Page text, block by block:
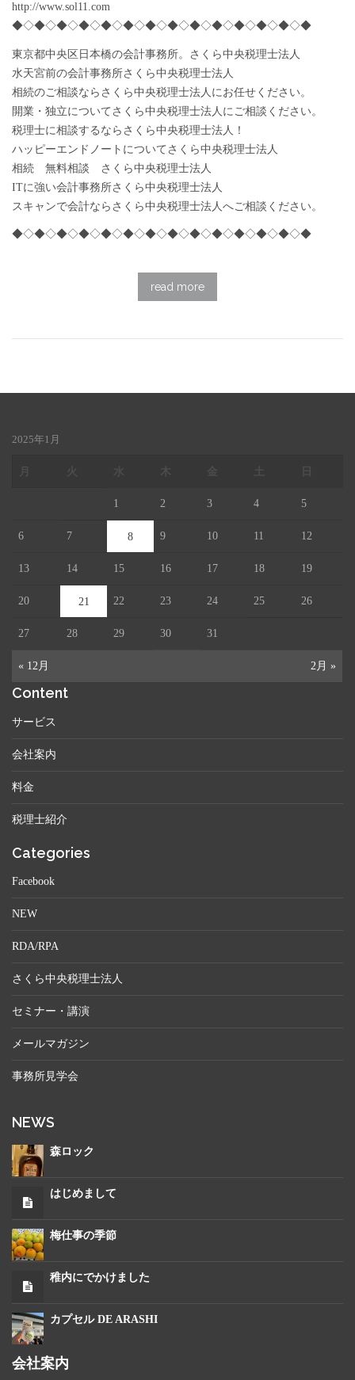
http://www.sol11.com
◆◇◆◇◆◇◆◇◆◇◆◇◆◇◆◇◆◇◆◇◆◇◆◇◆◇◆
東京都中央区日本橋の会計事務所。さくら中央税理士法人
水天宮前の会計事務所さくら中央税理士法人
相続のご相談ならさくら中央税理士法人にお任せください。
開業・独立についてさくら中央税理士法人にご相談ください。
税理士に相談するならさくら中央税理士法人！
ハッピーエンドノートについてさくら中央税理士法人
相続 無料相談 さくら中央税理士法人
ITに強い会計事務所さくら中央税理士法人
スキャンで会計ならさくら中央税理士法人へご相談ください。
◆◇◆◇◆◇◆◇◆◇◆◇◆◇◆◇◆◇◆◇◆◇◆◇◆◇◆
read more
2025年1月
« 12月 2月 »
1 2 3 4 5
6 7 8 9 10 11 12
13 14 15 16 17 18 19
20 21 22 23 24 25 26
27 28 29 30 31
Content
サービス
会社案内
料金
税理士紹介
Categories
Facebook
NEW
RDA/RPA
さくら中央税理士法人
セミナー・講演
メールマガジン
事務所見学会
NEWS
森ロック
はじめまして
梅仕事の季節
稚内にでかけました
カプセル DE ARASHI
会社案内